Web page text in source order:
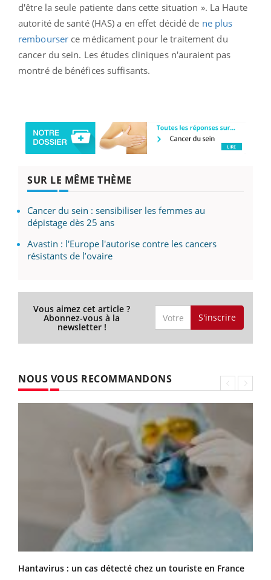
d'être la seule patiente dans cette situation ». La Haute
autorité de santé (HAS) a en effet décidé de ne plus
rembourser ce médicament pour le traitement du
cancer du sein. Les études cliniques n'auraient pas
montré de bénéfices suffisants.
SUR LE MÊME THÈME
Cancer du sein : sensibiliser les femmes au
dépistage dès 25 ans
Avastin : l'Europe l'autorise contre les cancers
résistants de l’ovaire
Vous aimez cet article ?
Abonnez-vous à la
newsletter !
S'inscrire
NOUS VOUS RECOMMANDONS
Hantavirus : un cas détecté chez un touriste en France